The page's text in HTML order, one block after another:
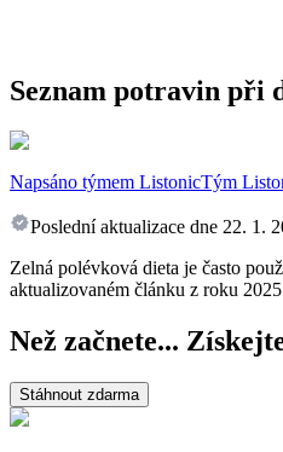
Seznam potravin při
Napsáno týmem ListonicTým
Poslední aktualizace dne 22. 1.
Zelná polévková dieta je často
aktualizovaném článku z roku
Než začnete...
Stáhnout zdarma